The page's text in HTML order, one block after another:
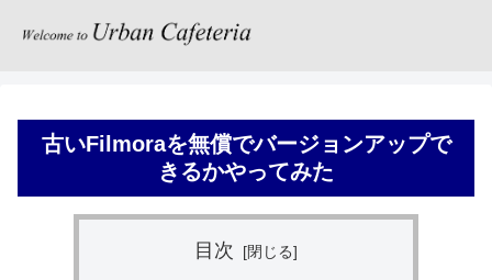
古いFilmoraを無償でバージョンアップで
きるかやってみた
目次